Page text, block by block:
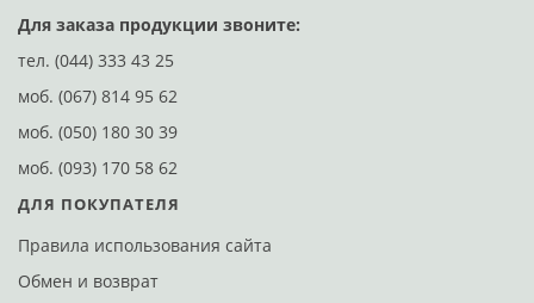
Для заказа продукции звоните:
тел. (044) 333 43 25
моб. (067) 814 95 62
моб. (050) 180 30 39
моб. (093) 170 58 62
ДЛЯ ПОКУПАТЕЛЯ
Правила использования сайта
Обмен и возврат